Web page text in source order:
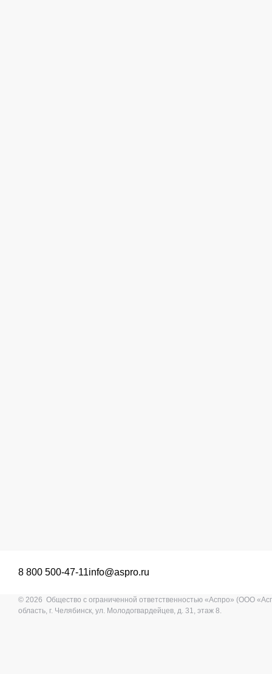
8 800 500-47-11info@aspro.ru
© 2026 Общество с ограниченной ответственностью «Аспро» (ООО
область, г. Челябинск, ул. Молодогвардейцев, д. 31, этаж 8.